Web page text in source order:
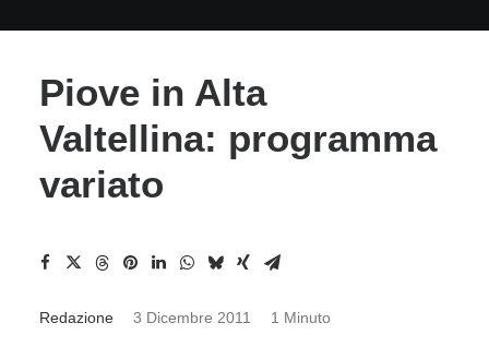
Piove in Alta
Valtellina: programma
variato
Redazione 3 Dicembre 2011 1 Minuto